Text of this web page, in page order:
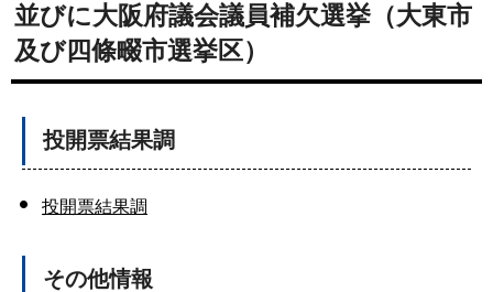
並びに大阪府議会議員補欠選挙（大東市
及び四條畷市選挙区）
投開票結果調
投開票結果調
その他情報